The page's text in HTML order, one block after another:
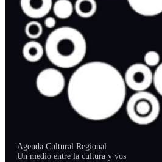
Agenda Cultural Regional
Un medio entre la cultura y vos